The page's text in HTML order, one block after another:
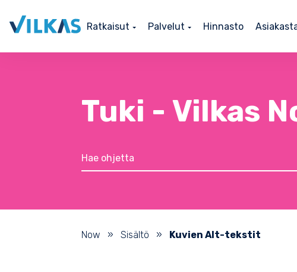
Ratkaisut Palvelut Hinnasto
Tuki - Vilkas
Now » Sisältö » Kuvien Alt-tekstit